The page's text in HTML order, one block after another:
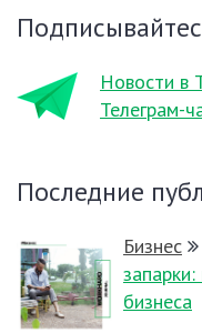
Новости в
Телеграм-
Последние
Бизнес
бизнеса